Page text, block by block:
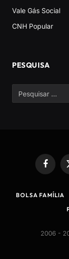
Vale Gás Social
CNH Popular
PESQUISA
BOLSA FAMÍLIA
2006 -